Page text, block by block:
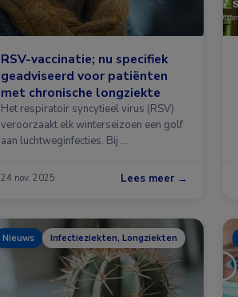
RSV-vaccinatie; nu specifiek
geadviseerd voor patiënten
met chronische longziekte
Het respiratoir syncytieel virus (RSV)
veroorzaakt elk winterseizoen een golf
aan luchtweginfecties. Bij …
24 nov. 2025 Lees meer →
Nieuws Infectieziekten, Longziekten